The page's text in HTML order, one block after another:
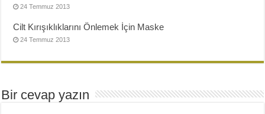
24 Temmuz 2013
Cilt Kırışıklıklarını Önlemek İçin Maske
24 Temmuz 2013
Bir cevap yazın